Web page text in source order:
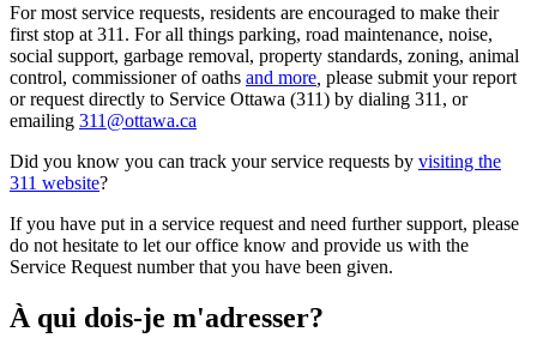
For most service requests, residents are encouraged to make their
first stop at 311. For all things parking, road maintenance, noise,
social support, garbage removal, property standards, zoning, animal
control, commissioner of oaths and more please submit your report
or request directly to Service Ottawa (311) by dialing 311, or
emailing 311@ottawa.ca
Did you know you can track your service requests by visiting the
311 website?
If you have put in a service request and need further support, please
do not hesitate to let our office know and provide us with the
Service Request number that you have been given.
À qui dois-je m'adresser?